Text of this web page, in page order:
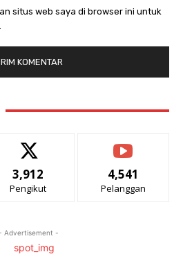
situs web saya di browser ini untuk
3,912
Pengikut
4,541
Pelanggan
Advertisement -